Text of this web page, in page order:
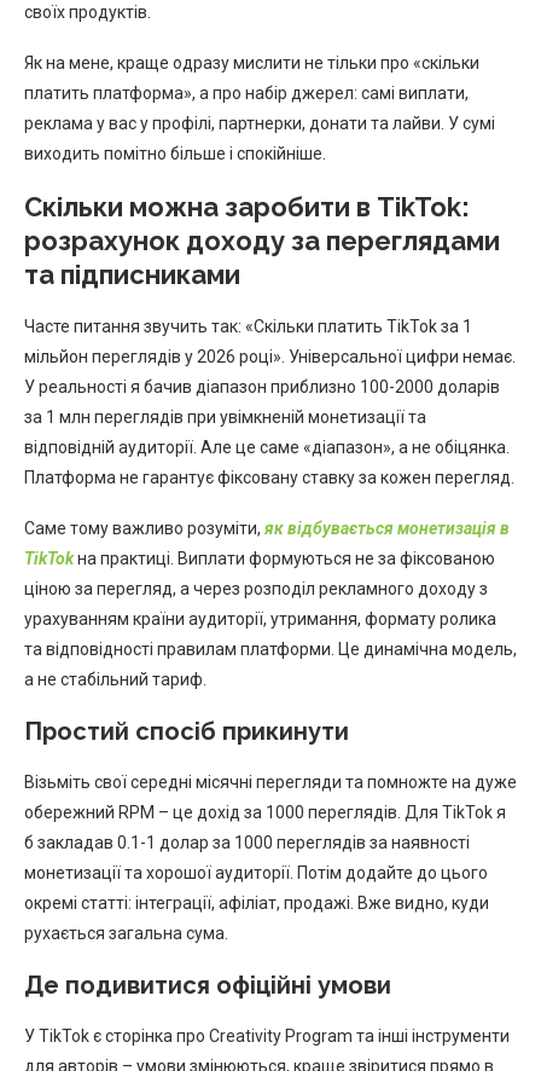
своїх продуктів.
Як на мене, краще одразу мислити не тільки про «скільки
платить платформа», а про набір джерел: самі виплати,
реклама у вас у профілі, партнерки, донати та лайви. У сумі
виходить помітно більше і спокійніше.
Скільки можна заробити в TikTok:
розрахунок доходу за переглядами
та підписниками
Часте питання звучить так: «Скільки платить TikTok за 1
мільйон переглядів у 2026 році». Універсальної цифри немає.
У реальності я бачив діапазон приблизно 100-2000 доларів
за 1 млн переглядів при увімкненій монетизації та
відповідній аудиторії. Але це саме «діапазон», а не обіцянка.
Платформа не гарантує фіксовану ставку за кожен перегляд.
Саме тому важливо розуміти, як відбувається монетизація в
TikTokна практиці. Виплати формуються не за фіксованою
ціною за перегляд, а через розподіл рекламного доходу з
урахуванням країни аудиторії, утримання, формату ролика
та відповідності правилам платформи. Це динамічна модель,
а не стабільний тариф.
Простий спосіб прикинути
Візьміть свої середні місячні перегляди та помножте на дуже
обережний RPM – це дохід за 1000 переглядів. Для TikTok я
б закладав 0.1-1 долар за 1000 переглядів за наявності
монетизації та хорошої аудиторії. Потім додайте до цього
окремі статті: інтеграції, афіліат, продажі. Вже видно, куди
рухається загальна сума.
Де подивитися офіційні умови
У TikTok є сторінка про Creativity Program та інші інструменти
для авторів – умови змінюються, краще звіритися прямо в